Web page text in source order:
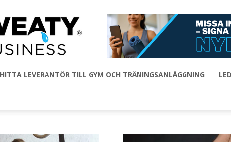
Sweaty
Business
HITTA LEVERANTÖR TILL GYM OCH TRÄNINGSANLÄGGNING